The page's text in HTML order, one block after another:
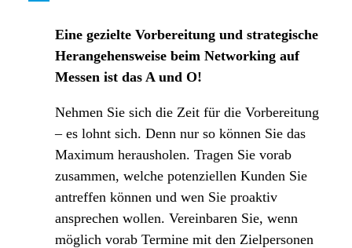
Eine gezielte Vorbereitung und strategische
Herangehensweise beim Networking auf
Messen ist das A und O!
Nehmen Sie sich die Zeit für die Vorbereitung
– es lohnt sich. Denn nur so können Sie das
Maximum herausholen. Tragen Sie vorab
zusammen, welche potenziellen Kunden Sie
antreffen können und wen Sie proaktiv
ansprechen wollen. Vereinbaren Sie, wenn
möglich vorab Termine mit den Zielpersonen